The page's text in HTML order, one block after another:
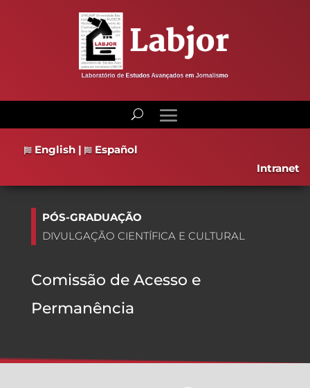
English |
Español
Intranet
PÓS-GRADUAÇÃO
DIVULGAÇÃO CIENTÍFICA E CULTURAL
Comissão de Acesso e
Permanência